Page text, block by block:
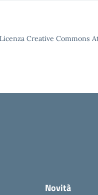
Creative Commons
Novità